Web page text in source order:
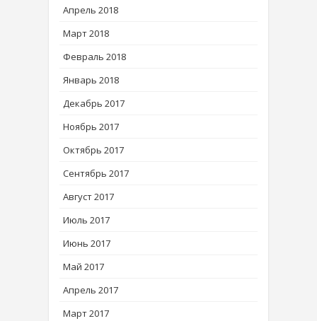
Апрель 2018
Март 2018
Февраль 2018
Январь 2018
Декабрь 2017
Ноябрь 2017
Октябрь 2017
Сентябрь 2017
Август 2017
Июль 2017
Июнь 2017
Май 2017
Апрель 2017
Март 2017